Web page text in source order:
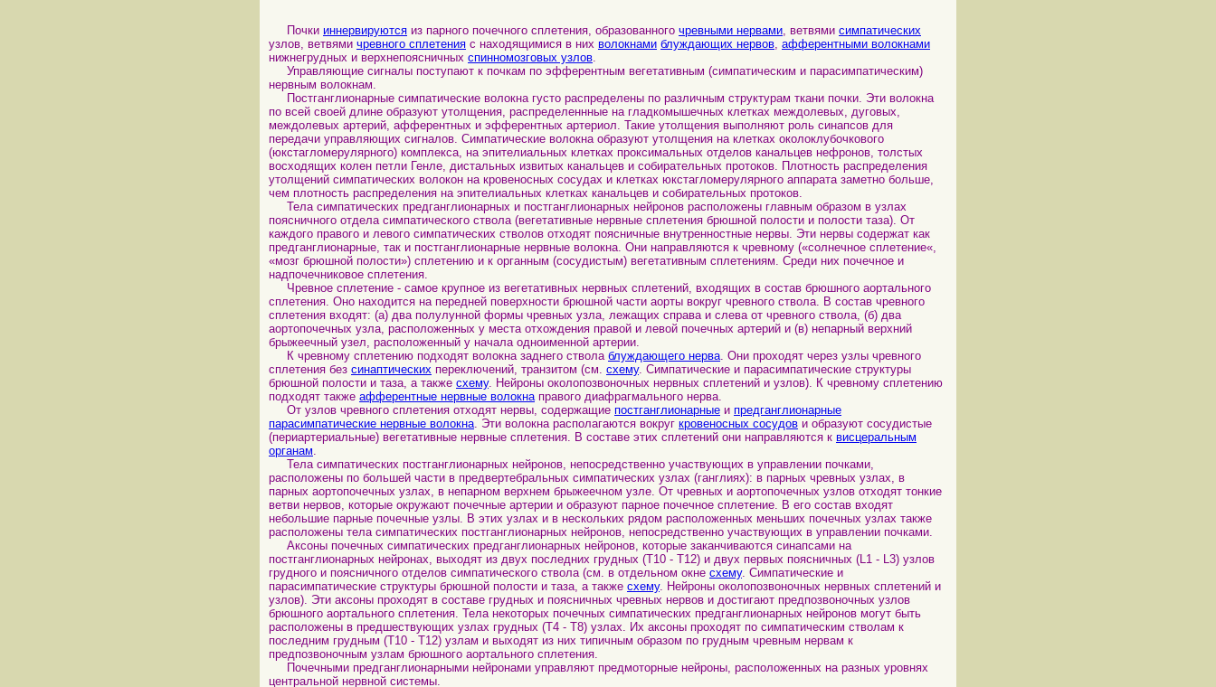
Почки иннервируются из парного почечного сплетения, образованного чревными нервами, ветвями симпатических
узлов, ветвями чревного сплетения с находящимися в них волокнами блуждающих нервов, афферентными волокнами
нижнегрудных и верхнепоясничных спинномозговых узлов.
Управляющие сигналы поступают к почкам по эфферентным вегетативным (симпатическим и парасимпатическим)
нервным волокнам.
Постганглионарные симпатические волокна густо распределены по различным структурам ткани почки. Эти волокна
по всей своей длине образуют утолщения, распределеннные на гладкомышечных клетках междолевых, дуговых,
междолевых артерий, афферентных и эфферентных артериол. Такие утолщения выполняют роль синапсов для
передачи управляющих сигналов. Симпатические волокна образуют утолщения на клетках околоклубочкового
(юкстагломерулярного) комплекса, на эпителиальных клетках проксимальных отделов канальцев нефронов, толстых
восходящих колен петли Генле, дистальных извитых канальцев и собирательных протоков. Плотность распределения
утолщений симпатических волокон на кровеносных сосудах и клетках юкстагломерулярного аппарата заметно больше,
чем плотность распределения на эпителиальных клетках канальцев и собирательных протоков.
Тела симпатических предганглионарных и постганглионарных нейронов расположены главным образом в узлах
поясничного отдела симпатического ствола (вегетативные нервные сплетения брюшной полости и полости таза). От
каждого правого и левого симпатических стволов отходят поясничные внутренностные нервы. Эти нервы содержат как
предганглионарные, так и постганглионарные нервные волокна. Они направляются к чревному («солнечное сплетение«,
«мозг брюшной полости») сплетению и к органным (сосудистым) вегетативным сплетениям. Среди них почечное и
надпочечниковое сплетения.
Чревное сплетение - самое крупное из вегетативных нервных сплетений, входящих в состав брюшного аортального
сплетения. Оно находится на передней поверхности брюшной части аорты вокруг чревного ствола. В состав чревного
сплетения входят: (а) два полулунной формы чревных узла, лежащих справа и слева от чревного ствола, (б) два
аортопочечных узла, расположенных у места отхождения правой и левой почечных артерий и (в) непарный верхний
брыжеечный узел, расположенный у начала одноименной артерии.
К чревному сплетению подходят волокна заднего ствола блуждающего нерва. Они проходят через узлы чревного
сплетения без синаптических переключений, транзитом (см. схему. Симпатические и парасимпатические структуры
брюшной полости и таза, а также схему. Нейроны околопозвоночных нервных сплетений и узлов). К чревному сплетению
подходят также афферентные нервные волокнаправого диафрагмального нерва.
От узлов чревного сплетения отходят нервы, содержащие постганглионарные и предганглионарные
парасимпатические нервные волокна. Эти волокна располагаются вокруг кровеносных сосудов и образуют сосудистые
(периартериальные) вегетативные нервные сплетения. В составе этих сплетений они направляются к висцеральным
органам.
Тела симпатических постганглионарных нейронов, непосредственно участвующих в управлении почками,
расположены по большей части в предвертебральных симпатических узлах (ганглиях): в парных чревных узлах, в
парных аортопочечных узлах, в непарном верхнем брыжеечном узле. От чревных и аортопочечных узлов отходят тонкие
ветви нервов, которые окружают почечные артерии и образуют парное почечное сплетение. В его состав входят
небольшие парные почечные узлы. В этих узлах и в нескольких рядом расположенных меньших почечных узлах также
расположены тела симпатических постганглионарных нейронов, непосредственно участвующих в управлении почками.
Аксоны почечных симпатических предганглионарных нейронов, которые заканчиваются синапсами на
постганглионарных нейронах, выходят из двух последних грудных (T10 - T12) и двух первых поясничных (L1 - L3) узлов
грудного и поясничного отделов симпатического ствола (см. в отдельном окне схему. Симпатические и
парасимпатические структуры брюшной полости и таза, а также схему. Нейроны околопозвоночных нервных сплетений и
узлов). Эти аксоны проходят в составе грудных и поясничных чревных нервов и достигают предпозвоночных узлов
брюшного аортального сплетения. Тела некоторых почечных симпатических предганглионарных нейронов могут быть
расположены в предшествующих узлах грудных (T4 - T8) узлах. Их аксоны проходят по симпатическим стволам к
последним грудным (T10 - T12) узлам и выходят из них типичным образом по грудным чревным нервам к
предпозвоночным узлам брюшного аортального сплетения.
Почечными предганглионарными нейронами управляют предмоторные нейроны, расположенных на разных уровнях
центральной нервной системы.